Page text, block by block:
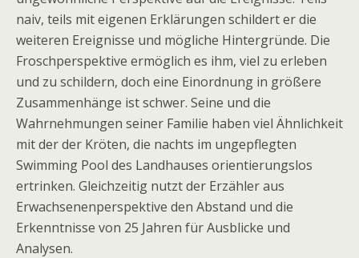
naiv, teils mit eigenen Erklärungen schildert er die
weiteren Ereignisse und mögliche Hintergründe. Die
Froschperspektive ermöglich es ihm, viel zu erleben
und zu schildern, doch eine Einordnung in größere
Zusammenhänge ist schwer. Seine und die
Wahrnehmungen seiner Familie haben viel Ähnlichkeit
mit der der Kröten, die nachts im ungepflegten
Swimming Pool des Landhauses orientierungslos
ertrinken. Gleichzeitig nutzt der Erzähler aus
Erwachsenenperspektive den Abstand und die
Erkenntnisse von 25 Jahren für Ausblicke und
Analysen.